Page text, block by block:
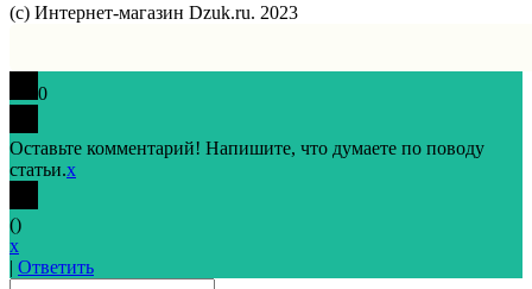
(с) Интернет-магазин Dzuk.ru. 2023
0
Оставьте комментарий! Напишите, что думаете по поводу
статьи.x
()
x
| Ответить